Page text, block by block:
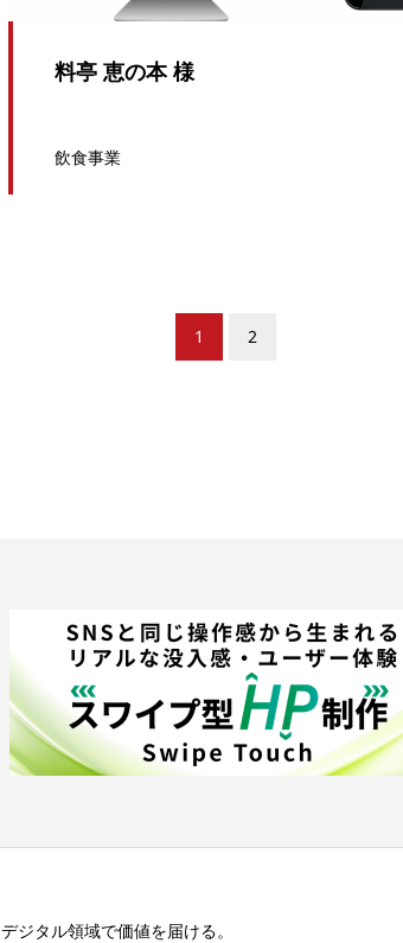
料亭 恵の本 様
飲食事業
1 2
デジタル領域で価値を届ける。